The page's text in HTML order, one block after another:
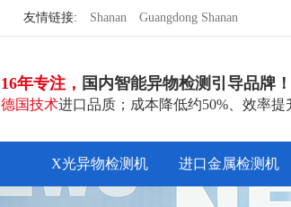
友情链接: Shanan Guangdong Shanan
16年专注， 国内智能异物检测引导品牌！
德国技术进口品质；成本降低约50%、效率提
X光异物检测机 进口金属检测机